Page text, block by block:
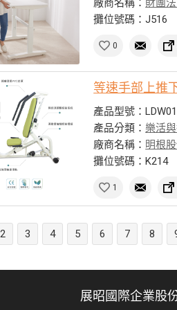
廠商名稱： 財團
攤位號碼：J516
0
等速手部上推
產品型號：LDW01
產品分類：樂活
廠商名稱： 明根
攤位號碼：K214
1
2 3 4 5 6 7 8
展昭國際企業股